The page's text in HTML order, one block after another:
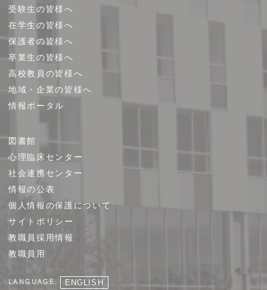
受験生の皆様へ
在学生の皆様へ
保護者の皆様へ
卒業生の皆様へ
高校教員の皆様へ
地域・企業の皆様へ
情報ポータル
図書館
心理臨床センター
社会連携センター
情報の公表
個人情報の保護について
サイトポリシー
教職員採用情報
教職員用
LANGUAGE ENGLISH